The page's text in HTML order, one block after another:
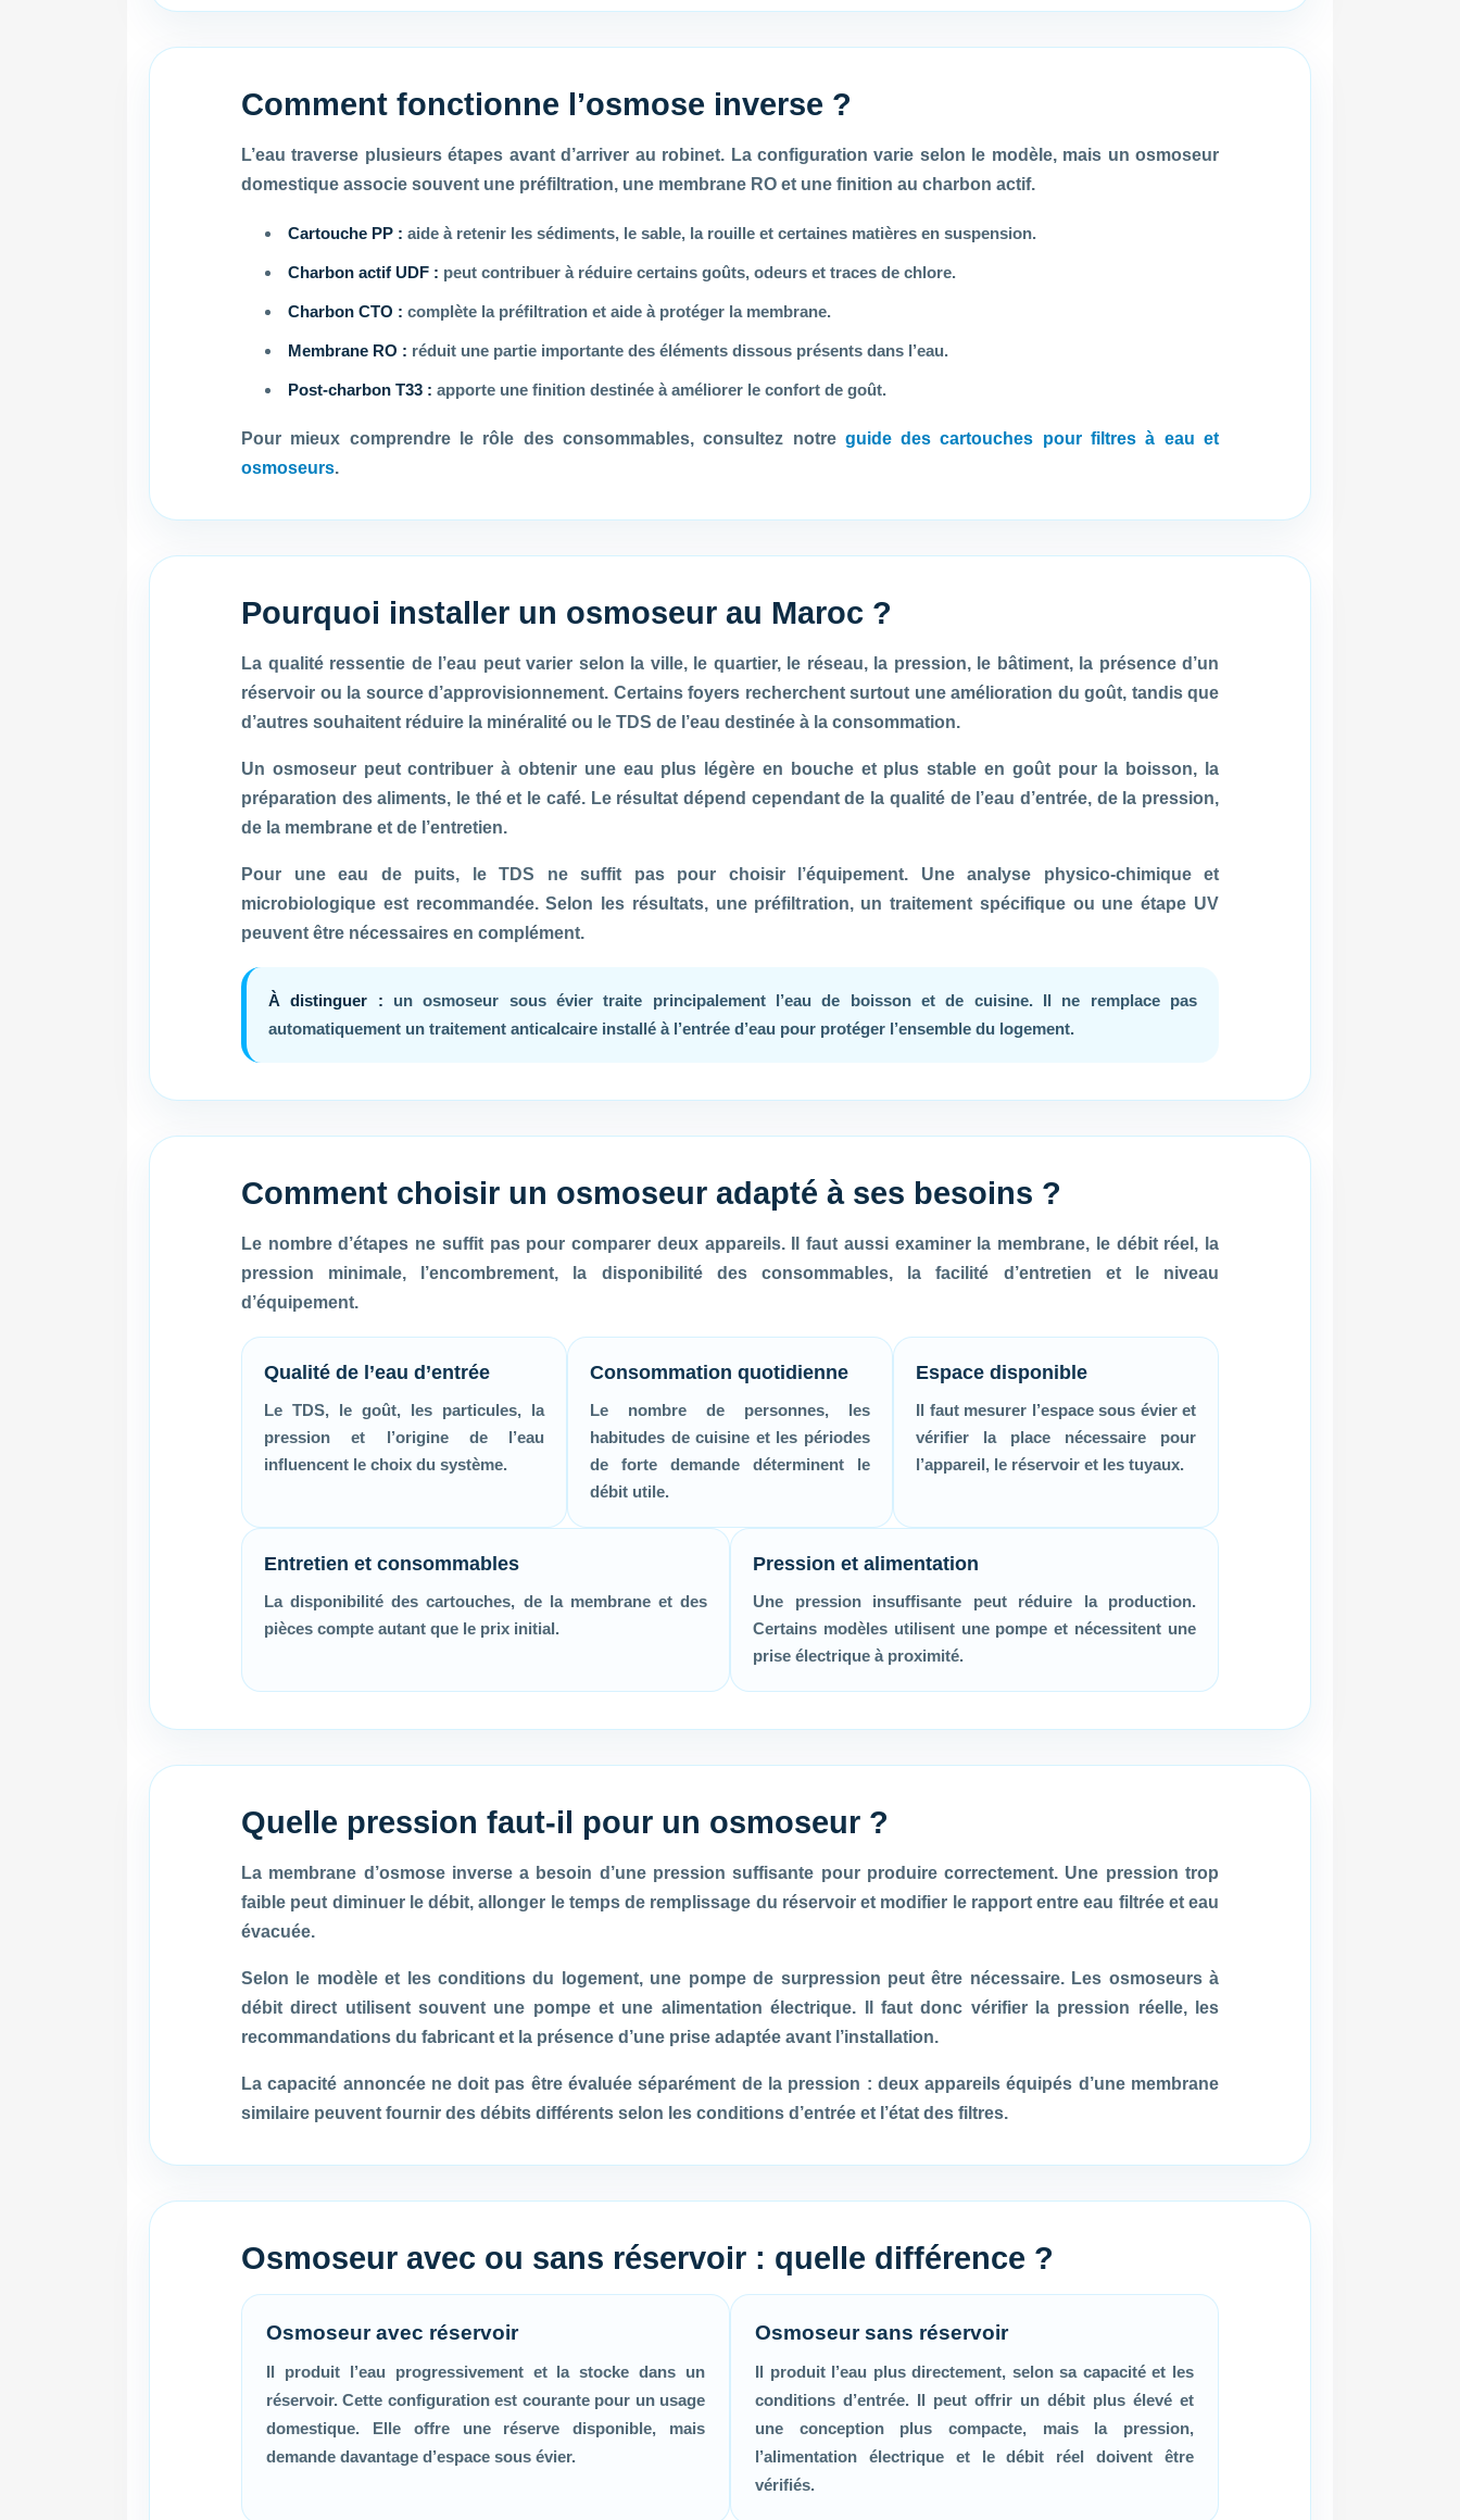
Comment fonctionne l’osmose inverse ?
L’eau traverse plusieurs étapes avant d’arriver au robinet. La configuration varie selon le modèle, mais un osmoseur
domestique associe souvent une préfiltration, une membrane RO et une finition au charbon actif.
Cartouche PP : aide à retenir les sédiments, le sable, la rouille et certaines matières en suspension.
Charbon actif UDF : peut contribuer à réduire certains goûts, odeurs et traces de chlore.
Charbon CTO : complète la préfiltration et aide à protéger la membrane.
Membrane RO : réduit une partie importante des éléments dissous présents dans l’eau.
Post-charbon T33 : apporte une finition destinée à améliorer le confort de goût.
Pour mieux comprendre le rôle des consommables, consultez notre guide des cartouches pour filtres à eau et
osmoseurs.
Pourquoi installer un osmoseur au Maroc ?
La qualité ressentie de l’eau peut varier selon la ville, le quartier, le réseau, la pression, le bâtiment, la présence d’un
réservoir ou la source d’approvisionnement. Certains foyers recherchent surtout une amélioration du goût, tandis que
d’autres souhaitent réduire la minéralité ou le TDS de l’eau destinée à la consommation.
Un osmoseur peut contribuer à obtenir une eau plus légère en bouche et plus stable en goût pour la boisson, la
préparation des aliments, le thé et le café. Le résultat dépend cependant de la qualité de l’eau d’entrée, de la pression,
de la membrane et de l’entretien.
Pour une eau de puits, le TDS ne suffit pas pour choisir l’équipement. Une analyse physico-chimique et
microbiologique est recommandée. Selon les résultats, une préfiltration, un traitement spécifique ou une étape UV
peuvent être nécessaires en complément.
À distinguer : un osmoseur sous évier traite principalement l’eau de boisson et de cuisine. Il ne remplace pas
automatiquement un traitement anticalcaire installé à l’entrée d’eau pour protéger l’ensemble du logement.
Comment choisir un osmoseur adapté à ses besoins ?
Le nombre d’étapes ne suffit pas pour comparer deux appareils. Il faut aussi examiner la membrane, le débit réel, la
pression minimale, l’encombrement, la disponibilité des consommables, la facilité d’entretien et le niveau
d’équipement.
Qualité de l’eau d’entrée
Le TDS, le goût, les particules, la
pression et l’origine de l’eau
influencent le choix du système.
Consommation quotidienne
Le nombre de personnes, les
habitudes de cuisine et les périodes
de forte demande déterminent le
débit utile.
Espace disponible
Il faut mesurer l’espace sous évier et
vérifier la place nécessaire pour
l’appareil, le réservoir et les tuyaux.
Entretien et consommables
La disponibilité des cartouches, de la membrane et des
pièces compte autant que le prix initial.
Pression et alimentation
Une pression insuffisante peut réduire la production.
Certains modèles utilisent une pompe et nécessitent une
prise électrique à proximité.
Quelle pression faut-il pour un osmoseur ?
La membrane d’osmose inverse a besoin d’une pression suffisante pour produire correctement. Une pression trop
faible peut diminuer le débit, allonger le temps de remplissage du réservoir et modifier le rapport entre eau filtrée et eau
évacuée.
Selon le modèle et les conditions du logement, une pompe de surpression peut être nécessaire. Les osmoseurs à
débit direct utilisent souvent une pompe et une alimentation électrique. Il faut donc vérifier la pression réelle, les
recommandations du fabricant et la présence d’une prise adaptée avant l’installation.
La capacité annoncée ne doit pas être évaluée séparément de la pression : deux appareils équipés d’une membrane
similaire peuvent fournir des débits différents selon les conditions d’entrée et l’état des filtres.
Osmoseur avec ou sans réservoir : quelle différence ?
Osmoseur avec réservoir
Il produit l’eau progressivement et la stocke dans un
réservoir. Cette configuration est courante pour un usage
domestique. Elle offre une réserve disponible, mais
demande davantage d’espace sous évier.
Osmoseur sans réservoir
Il produit l’eau plus directement, selon sa capacité et les
conditions d’entrée. Il peut offrir un débit plus élevé et
une conception plus compacte, mais la pression,
l’alimentation électrique et le débit réel doivent être
vérifiés.